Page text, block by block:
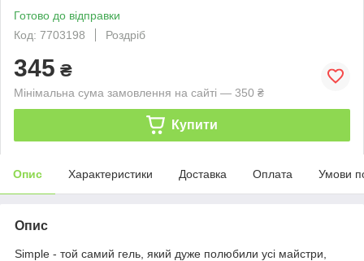
Готово до відправки
Код: 7703198
Роздріб
345 ₴
Мінімальна сума замовлення на сайті — 350 ₴
Купити
Опис Характеристики Доставка Оплата Умови
Опис
Simple - той самий гель, який дуже полюбили усі майстри,